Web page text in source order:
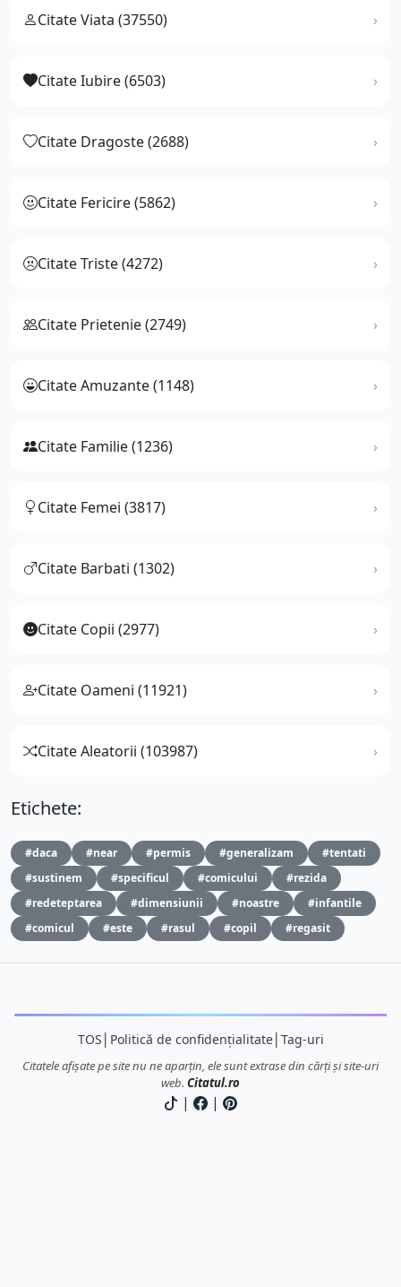
Citate Viata (37550)
Citate Iubire (6503)
Citate Dragoste (2688)
Citate Fericire (5862)
Citate Triste (4272)
Citate Prietenie (2749)
Citate Amuzante (1148)
Citate Familie (1236)
Citate Femei (3817)
Citate Barbati (1302)
Citate Copii (2977)
Citate Oameni (11921)
Citate Aleatorii (103987)
Etichete:
#daca #near #permis #generalizam
#tentati
#sustinem
#specificul #comicului
#rezida
#redeteptarea
#dimensiunii #noastre
#infantile
#comicul
#este #rasul #copil #regasit
TOS Politică de confidențialitate│ Tag-uri
Citatele afișate pe site nu ne aparțin, ele sunt extrase din cărți și site-uri
web. Citatul.ro
| |